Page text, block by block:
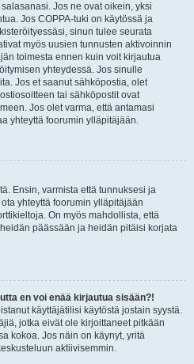
Jos ne ovat oikein, yksi
Jos COPPA-tuki on käytössä ja
sinun tulee seurata
myös uusien tunnusten aktivoinnin
toimesta ennen kuin voit kirjautua
yhteydessä. Jos sinulle
Jos et saanut sähköpostia, olet
tai sähköpostit ovat
Jos olet varma, että antamasi
yhteyttä foorumin ylläpitäjään.
Ensin, varmista että tunnuksesi ja
yhteyttä foorumin ylläpitäjään
On myös mahdollista, että
päässään ja heidän pitäisi korjata
en voi enää kirjautua sisään?!
käyttäjätilisi käytöstä jostain syystä.
jotka eivät ole kirjoittaneet pitkään
kokoa. Jos näin on käynyt, yritä
aktiivisemmin.